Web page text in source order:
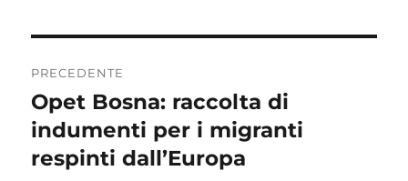
articoli
PRECEDENTE
Articolo
precedente:
Opet Bosna: raccolta di
indumenti per i migranti
respinti dall’Europa